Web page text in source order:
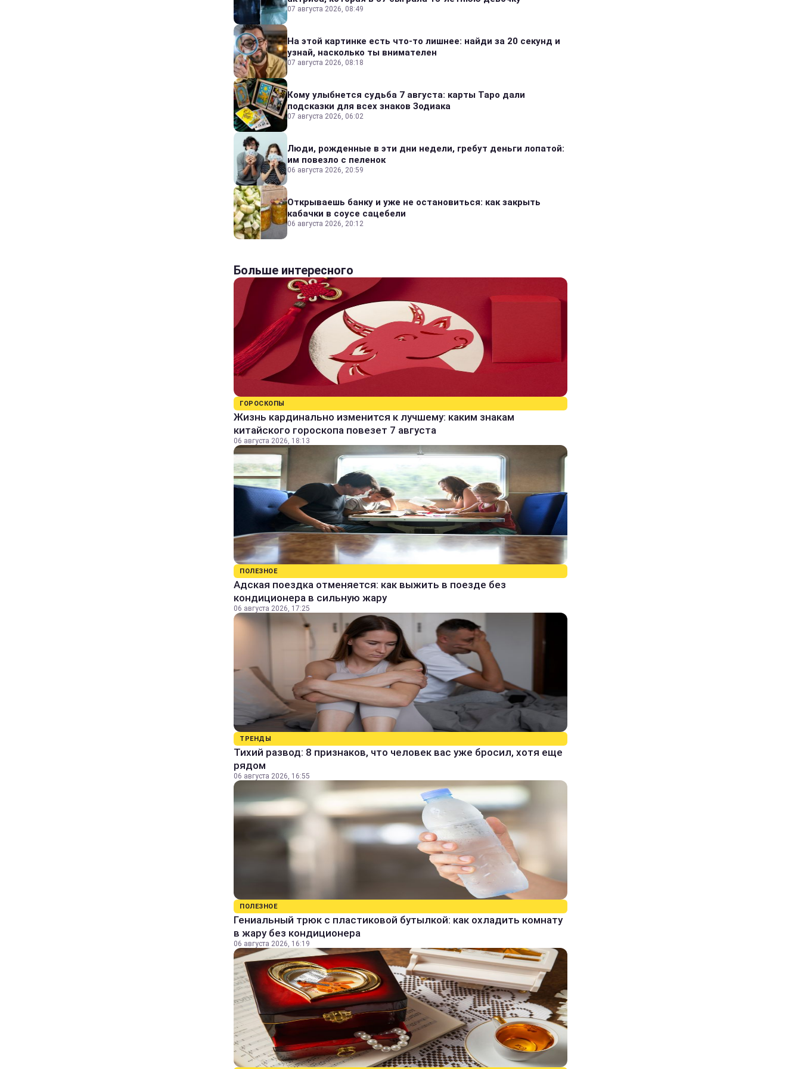
07 августа 2026, 08:49
На этой картинке есть что-то лишнее: найди за 20 секунд и
узнай, насколько ты внимателен
07 августа 2026, 08:18
Кому улыбнется судьба 7 августа: карты Таро дали
подсказки для всех знаков Зодиака
07 августа 2026, 06:02
Люди, рожденные в эти дни недели, гребут деньги лопатой:
им повезло с пеленок
06 августа 2026, 20:59
Открываешь банку и уже не остановиться: как закрыть
кабачки в соусе сацебели
06 августа 2026, 20:12
Больше интересного
ГОРОСКОПЫ
Жизнь кардинально изменится к лучшему: каким знакам
китайского гороскопа повезет 7 августа
06 августа 2026, 18:13
ПОЛЕЗНОЕ
Адская поездка отменяется: как выжить в поезде без
кондиционера в сильную жару
06 августа 2026, 17:25
ТРЕНДЫ
Тихий развод: 8 признаков, что человек вас уже бросил, хотя еще
рядом
06 августа 2026, 16:55
ПОЛЕЗНОЕ
Гениальный трюк с пластиковой бутылкой: как охладить комнату
в жару без кондиционера
06 августа 2026, 16:19